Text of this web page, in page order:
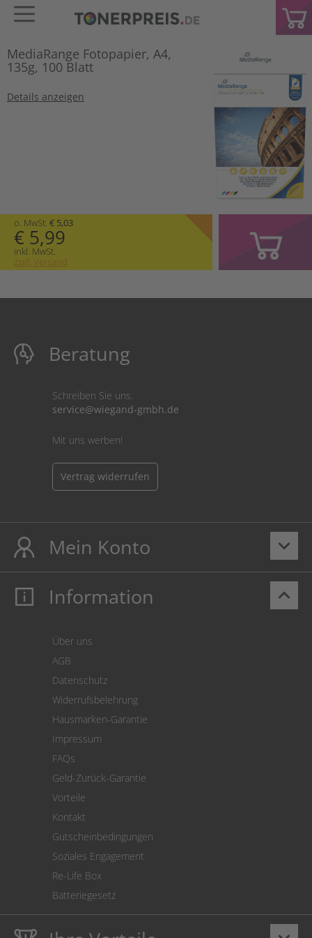
MediaRange Fotopapier, A4,
135g, 100 Blatt
Details anzeigen
o. MwSt. € 5,03
€ 5,99
inkl. MwSt.
zzgl. Versand
Beratung
Schreiben Sie uns:
service@wiegand-gmbh.de
Mit uns werben!
Vertrag widerrufen
keyboard_arrow_down
Mein Konto
Mein Konto
Cookie Einstellungen
keyboard_arrow_up
Information
Über uns
AGB
Datenschutz
Widerrufsbelehrung
Hausmarken-Garantie
Impressum
FAQs
Geld-Zurück-Garantie
Vorteile
Kontakt
Gutscheinbedingungen
Soziales Engagement
Re-Life Box
Batteriegesetz